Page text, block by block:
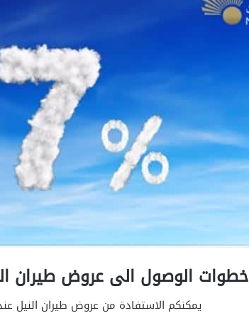
خطوات الوصول الى عروض طيران
يمكنكم الاستفادة من عروض طيران النيل